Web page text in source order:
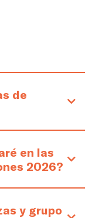
de
en las
2026?
y grupo